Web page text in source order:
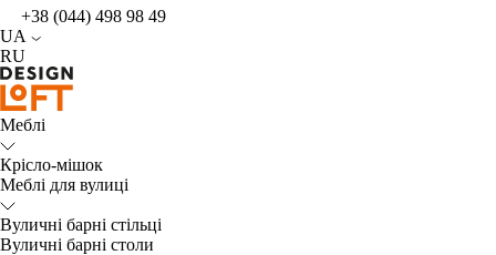
+38 (044) 498 98 49
UA
RU
Меблі
Крісло-мішок
Меблі для вулиці
Вуличні барні стільці
Вуличні барні столи